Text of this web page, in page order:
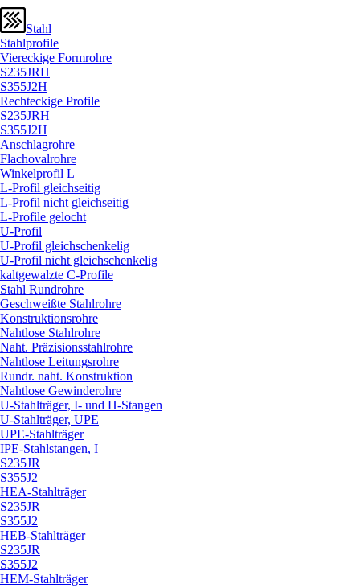
Stahl
Stahlprofile
Viereckige Formrohre
S235JRH
S355J2H
Rechteckige Profile
S235JRH
S355J2H
Anschlagrohre
Flachovalrohre
Winkelprofil L
L-Profil gleichseitig
L-Profil nicht gleichseitig
L-Profile gelocht
U-Profil
U-Profil gleichschenkelig
U-Profil nicht gleichschenkelig
kaltgewalzte C-Profile
Stahl Rundrohre
Geschweißte Stahlrohre
Konstruktionsrohre
Nahtlose Stahlrohre
Naht. Präzisionsstahlrohre
Nahtlose Leitungsrohre
Rundr. naht. Konstruktion
Nahtlose Gewinderohre
U-Stahlträger, I- und H-Stangen
U-Stahlträger, UPE
UPE-Stahlträger
IPE-Stahlstangen, I
S235JR
S355J2
HEA-Stahlträger
S235JR
S355J2
HEB-Stahlträger
S235JR
S355J2
HEM-Stahlträger